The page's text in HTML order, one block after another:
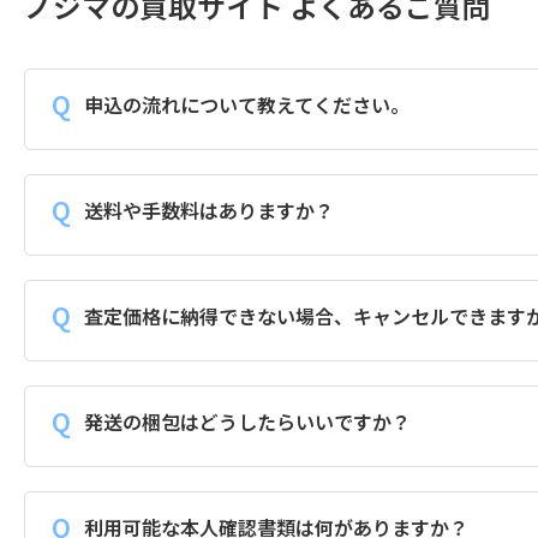
申込の流れについて教えてください。
送料や手数料はありますか？
査定価格に納得できない場合、キャンセルできます
発送の梱包はどうしたらいいですか？
利用可能な本人確認書類は何がありますか？